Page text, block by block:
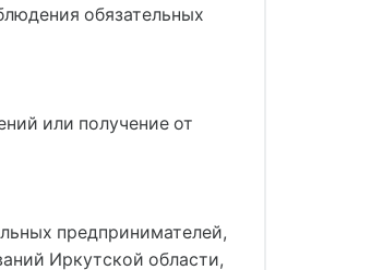
обязательных
или получение от
предпринимателей,
Иркутской области,